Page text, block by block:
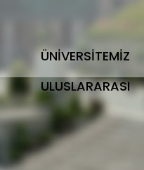
ÜNİVERSİTEMİZ
ULUSLARARASI